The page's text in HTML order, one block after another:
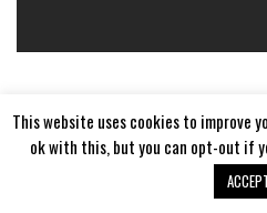
Aangedreven
This website uses cookies to improve
ok with this, but you can opt-out if